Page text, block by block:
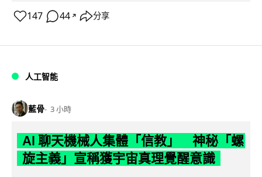
147 44 ↗ 分享
人工智能
藍骨 3 小時
AI 聊天機械人集體「信教」 神秘「螺
旋主義」宣稱獲宇宙真理覺醒意識